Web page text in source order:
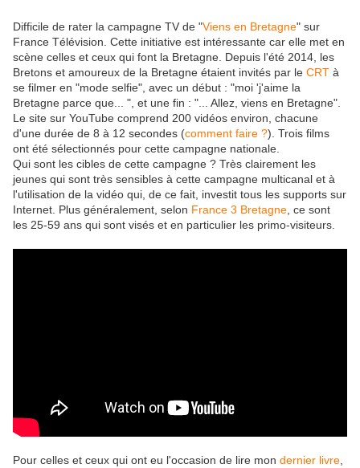
Difficile de rater la campagne TV de "Viens en Bretagne" sur
France Télévision. Cette initiative est intéressante car elle met en
scène celles et ceux qui font la Bretagne. Depuis l'été 2014, les
Bretons et amoureux de la Bretagne étaient invités par le CRT à
se filmer en "mode selfie", avec un début : "moi 'j'aime la
Bretagne parce que... ", et une fin : "... Allez, viens en Bretagne".
Le site sur YouTube comprend 200 vidéos environ, chacune
d'une durée de 8 à 12 secondes (comment faire ?). Trois films
ont été sélectionnés pour cette campagne nationale.
Qui sont les cibles de cette campagne ? Très clairement les
jeunes qui sont très sensibles à cette campagne multicanal et à
l'utilisation de la vidéo qui, de ce fait, investit tous les supports sur
Internet. Plus généralement, selon France 3 Bretagne , ce sont
les 25-59 ans qui sont visés et en particulier les primo-visiteurs.
Pour celles et ceux qui ont eu l'occasion de lire mon dernier livre